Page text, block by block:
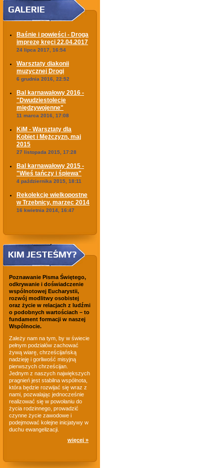
GALERIE
Baśnie i powieści - Droga
imprezę kręci 22.04.2017
24 lipca 2017, 16:54
Warsztaty diakonii
muzycznej Drogi
6 grudnia 2016, 22:52
Bal karnawałowy 2016 -
"Dwudziestolecie
międzywojenne"
11 marca 2016, 17:08
KiM - Warsztaty dla
Kobiet i Mężczyzn, maj
2015
27 listopada 2015, 17:28
Bal karnawałowy 2015 -
"Wieś tańczy i śpiewa"
4 października 2015, 18:11
Rekolekcje wielkopostne
w Trzebnicy, marzec 2014
16 kwietnia 2014, 16:47
KIM JESTEŚMY?
Poznawanie Pisma Świętego,
odkrywanie i doświadczenie
wspólnotowej Eucharystii,
rozwój modlitwy osobistej
oraz życie w relacjach z ludźmi
o podobnych wartościach – to
fundament formacji w naszej
Wspólnocie.
Zależy nam na tym, by w świecie
pełnym podziałów zachować
żywą wiarę, chrześcijańską
nadzieję i gorliwość misyjną
pierwszych chrześcijan.
Jednym z naszych największych
pragnień jest stabilna wspólnota,
która będzie rozwijać się wraz z
nami, pozwalając jednocześnie
realizować się w powołaniu do
życia rodzinnego, prowadzić
czynne życie zawodowe i
podejmować kolejne inicjatywy w
duchu ewangelizacji.
więcej »